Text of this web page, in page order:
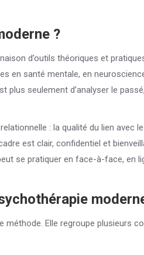
?
d’outils théoriques et
en santé mentale, en
plus seulement d’analyser le
: la qualité du lien avec
est clair, confidentiel et
se pratiquer en face-à-face, en
Elle regroupe plusieurs